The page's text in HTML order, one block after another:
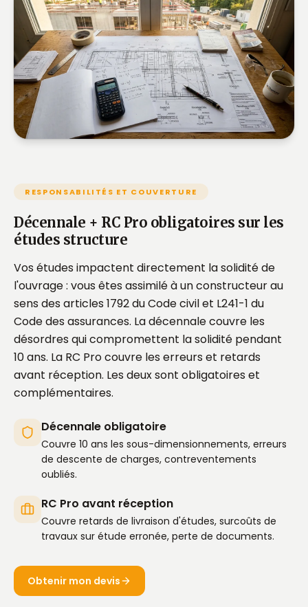
RESPONSABILITÉS ET COUVERTURE
Décennale + RC Pro obligatoires sur les
études structure
Vos études impactent directement la solidité de
l'ouvrage : vous êtes assimilé à un constructeur au
sens des articles 1792 du Code civil et L241-1 du
Code des assurances. La décennale couvre les
désordres qui compromettent la solidité pendant
10 ans. La RC Pro couvre les erreurs et retards
avant réception. Les deux sont obligatoires et
complémentaires.
Décennale obligatoire
Couvre 10 ans les sous-dimensionnements, erreurs
de descente de charges, contreventements
oubliés.
RC Pro avant réception
Couvre retards de livraison d'études, surcoûts de
travaux sur étude erronée, perte de documents.
Obtenir mon devis